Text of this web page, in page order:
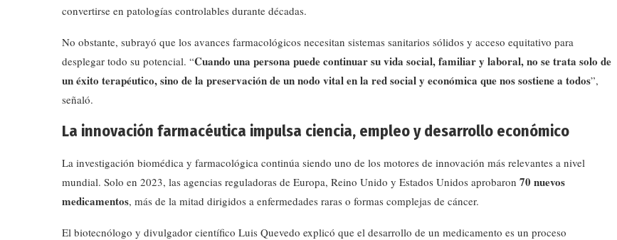
convertirse en patologías controlables durante décadas.
No obstante, subrayó que los avances farmacológicos necesitan sistemas sanitarios sólidos y acceso equitativo para
desplegar todo su potencial. “Cuando una persona puede continuar su vida social, familiar y laboral, no se trata solo de
un éxito terapéutico, sino de la preservación de un nodo vital en la red social y económica que nos sostiene a todos”,
señaló.
La innovación farmacéutica impulsa ciencia, empleo y desarrollo económico
La investigación biomédica y farmacológica continúa siendo uno de los motores de innovación más relevantes a nivel
mundial. Solo en 2023, las agencias reguladoras de Europa, Reino Unido y Estados Unidos aprobaron 70 nuevos
medicamentos, más de la mitad dirigidos a enfermedades raras o formas complejas de cáncer.
El biotecnólogo y divulgador científico Luis Quevedo explicó que el desarrollo de un medicamento es un proceso